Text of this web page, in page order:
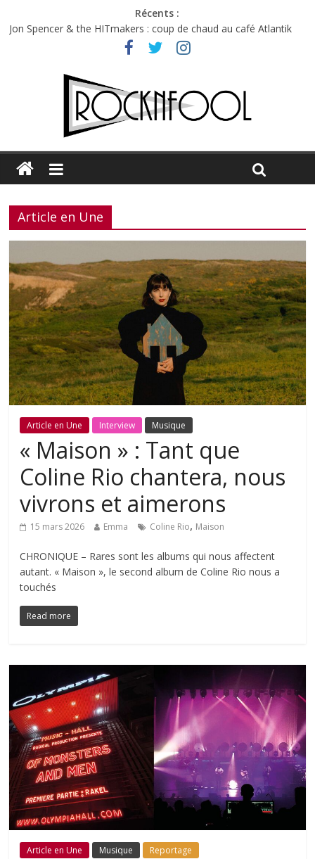
Récents :
Jon Spencer & the HITmakers : coup de chaud au café Atlantik
Hellfest 2026 vendredi : température et émotions en hausse
Hellfest 2026 jeudi : impossible de choisir entre chaleur et bonne
Première édition du Midgard Festival : entre bière, métal et
Charlie Puth à l’Olympia : la leçon de pop du Professeur Puth
Article en Une
Article en Une Interview Musique
« Maison » : Tant que
Coline Rio chantera, nous
vivrons et aimerons
15 mars 2026 Emma Coline Rio, Maison
CHRONIQUE – Rares sont les albums qui nous affectent
autant. « Maison », le second album de Coline Rio nous a
touchés
Read more
Article en Une Musique Reportage